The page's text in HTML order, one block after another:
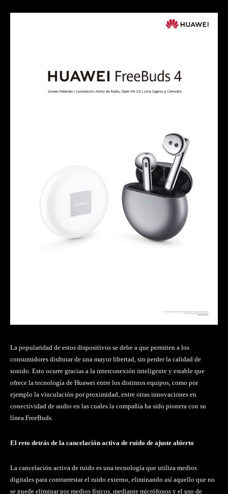
La popularidad de estos dispositivos se debe a que permiten a los
consumidores disfrutar de una mayor libertad, sin perder la calidad de
sonido. Esto ocurre gracias a la interconexión inteligente y estable que
ofrece la tecnología de Huawei entre los distintos equipos, como por
ejemplo la vinculación por proximidad, entre otras innovaciones en
conectividad de audio en las cuales la compañía ha sido pionera con su
línea FreeBuds.
El reto detrás de la cancelación activa de ruido de ajuste abierto
La cancelación activa de ruido es una tecnología que utiliza medios
digitales para contrarrestar el ruido externo, eliminando así aquello que no
se puede eliminar por medios físicos, mediante micrófonos y el uso de